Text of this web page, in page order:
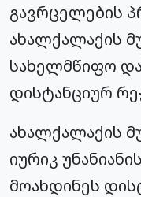
გავრცელების
ახალქალაქის
სახელმწიფო
დისტანციურ
ახალქალაქის
იურიკ
მოახდინეს